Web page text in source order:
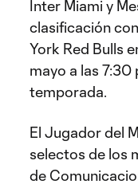
Inter Miami y
clasificación
York Red Bulls
mayo a las 7:30
temporada.
El Jugador del
selectos de los
de